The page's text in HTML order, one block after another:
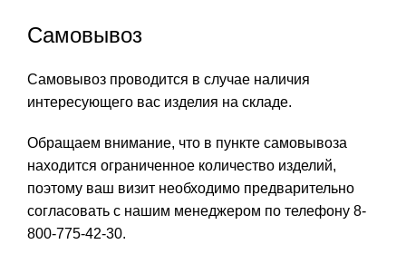
Самовывоз
Самовывоз проводится в случае наличия
интересующего вас изделия на складе.
Обращаем внимание, что в пункте самовывоза
находится ограниченное количество изделий,
поэтому ваш визит необходимо предварительно
согласовать с нашим менеджером по телефону 8-
800-775-42-30.